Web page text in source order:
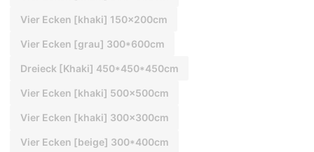
Vier Ecken [khaki] 150x200cm
Vier Ecken [grau] 300*600cm
Dreieck [Khaki] 450*450*450cm
Vier Ecken [khaki] 500x500cm
Vier Ecken [khaki] 300x300cm
Vier Ecken [beige] 300*400cm